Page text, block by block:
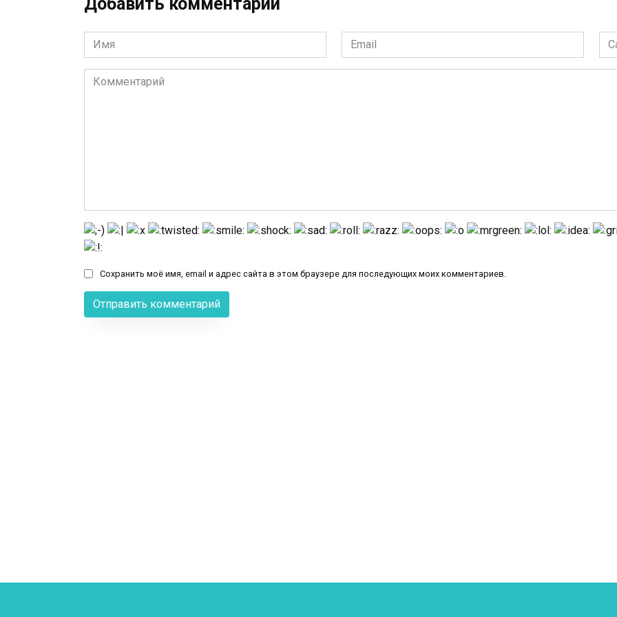
Имя
*
Email
*
Комментарий
Сохранить моё имя, email и адрес сайта в этом браузере для последующих моих комментариев.